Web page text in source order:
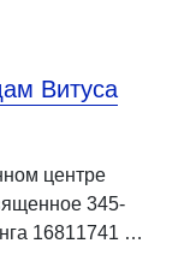
Витуса
центре
345-
16811741 …